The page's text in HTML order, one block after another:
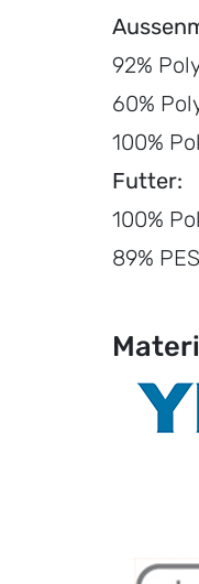
92%
60%
100%
Futter:
100%
89%